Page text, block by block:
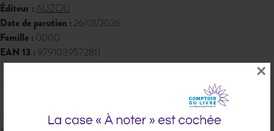
×
Éditeur :AUZOU
Date de parution : 26/01/2026
Famille : 0000
EAN 13 : 9791039572811